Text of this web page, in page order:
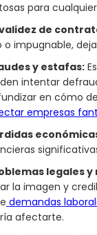
para
de
o impugnable,
y estafas:
intentar
en cómo
empresas
legales
la imagen y
demandas
afectarte.